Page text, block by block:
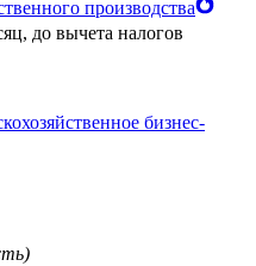
производства
до вычета налогов
бизнес-